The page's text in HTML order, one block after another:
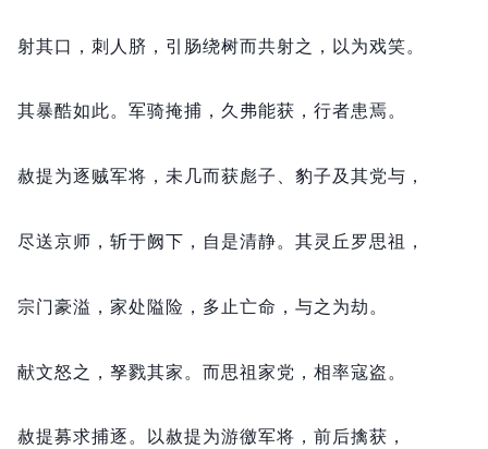
射其口， 刺人脐， 引肠绕树而共射之， 以为戏笑。
其暴酷如此。 军骑掩捕， 久弗能获， 行者患焉。
赦提为逐贼军将， 未几而获彪子、豹子及其党与，
尽送京师， 斩于阙下， 自是清静。 其灵丘罗思祖，
宗门豪溢， 家处隘险， 多止亡命， 与之为劫。
献文怒之， 孥戮其家。 而思祖家党， 相率寇盗。
赦提募求捕逐。 以赦提为游徼军将， 前后擒获，